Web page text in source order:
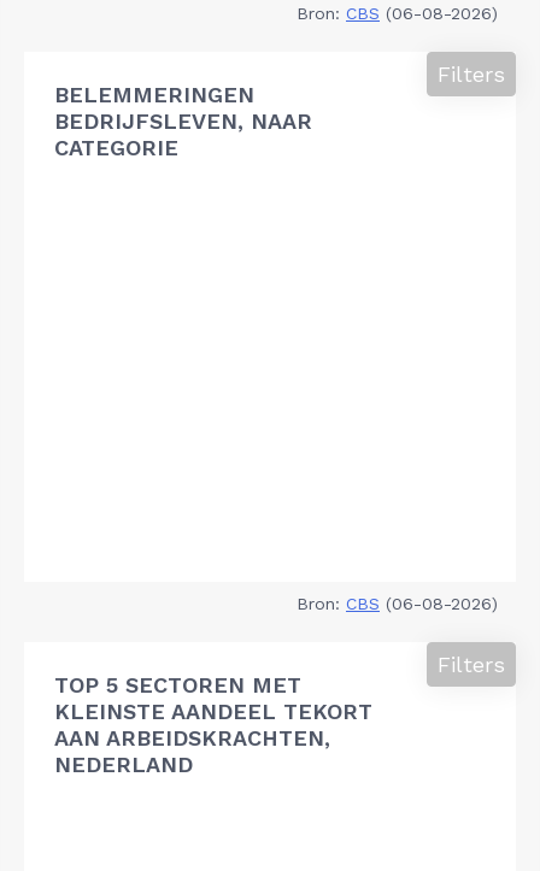
Bron: CBS (06-08-2026)
BELEMMERINGEN
BEDRIJFSLEVEN, NAAR
CATEGORIE
Filters
Bron: CBS (06-08-2026)
TOP 5 SECTOREN MET
KLEINSTE AANDEEL TEKORT
AAN ARBEIDSKRACHTEN,
NEDERLAND
Filters